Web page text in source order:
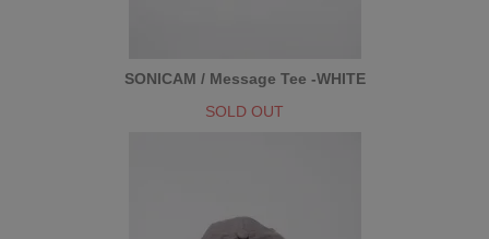
SONICAM / Message Tee -WHITE
SOLD OUT